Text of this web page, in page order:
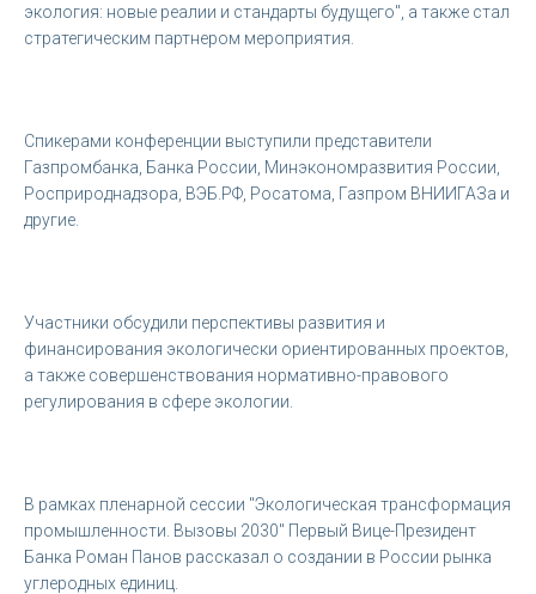
экология: новые реалии и стандарты будущего", а также стал
стратегическим партнером мероприятия.
Спикерами конференции выступили представители
Газпромбанка, Банка России, Минэкономразвития России,
Росприроднадзора, ВЭБ.РФ, Росатома, Газпром ВНИИГАЗа и
другие.
Участники обсудили перспективы развития и
финансирования экологически ориентированных проектов,
а также совершенствования нормативно-правового
регулирования в сфере экологии.
В рамках пленарной сессии "Экологическая трансформация
промышленности. Вызовы 2030" Первый Вице-Президент
Банка Роман Панов рассказал о создании в России рынка
углеродных единиц.